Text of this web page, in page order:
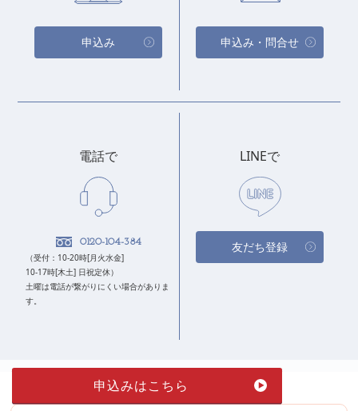
申込みはこちら
申込み 申込み・問合せ
電話で
0120-104-384
（受付：10-20時[月火水金]
10-17時[木土] 日祝定休）
土曜は電話が繋がりにくい場合がありま
す。
LINEで
友だち登録